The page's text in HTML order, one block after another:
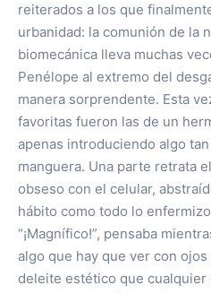
reiterados a los que
urbanidad: la comunión de la
biomecánica lleva muchas
Penélope al extremo del
manera sorprendente. Esta
favoritas fueron las de un
apenas introduciendo algo
manguera. Una parte retrata
obseso con el celular,
hábito como todo lo
“¡Magnífico!”, pensaba
algo que hay que ver con
deleite estético que cualquier